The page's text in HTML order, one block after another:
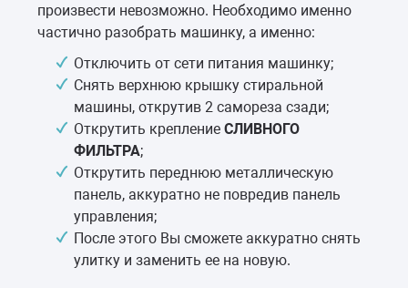
произвести невозможно. Необходимо именно
частично разобрать машинку, а именно:
Отключить от сети питания машинку;
Снять верхнюю крышку стиральной
машины, открутив 2 самореза сзади;
Открутить крепление СЛИВНОГО
ФИЛЬТРА;
Открутить переднюю металлическую
панель, аккуратно не повредив панель
управления;
После этого Вы сможете аккуратно снять
улитку и заменить ее на новую.